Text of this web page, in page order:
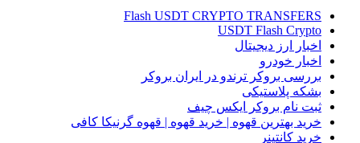
Flash USDT CRYPTO TRANSFERS
USDT Flash Crypto
اخبار ارز دیجیتال
اخبار خودرو
بررسی بروکر ترندو در ایران بروکر
بشکه پلاستیکی
ثبت نام بروکر ایکس چیف
خرید بهترین قهوه | خرید قهوه | قهوه گرنیکا کافی
خرید کانتینر